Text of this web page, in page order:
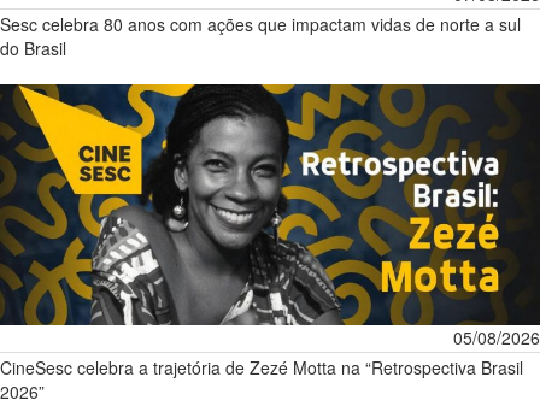
Sesc celebra 80 anos com ações que impactam vidas de norte a sul
do Brasil
05/08/2026
CineSesc celebra a trajetória de Zezé Motta na “Retrospectiva Brasil
2026”